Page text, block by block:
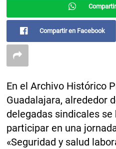
Compartir en Facebook
En el Archivo Histórico
Guadalajara, alrededor
delegadas sindicales se
participar en una
«Seguridad y salud